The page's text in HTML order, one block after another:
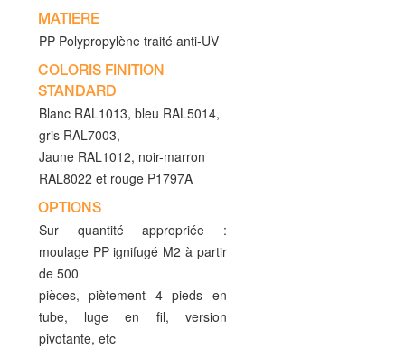
MATIERE
PP Polypropylène traité anti-UV
COLORIS FINITION
STANDARD
Blanc RAL1013, bleu RAL5014,
gris RAL7003,
Jaune RAL1012, noir-marron
RAL8022 et rouge P1797A
OPTIONS
Sur quantité appropriée :
moulage PP ignifugé M2 à partir
de 500
pièces, piètement 4 pieds en
tube, luge en fil, version
pivotante, etc